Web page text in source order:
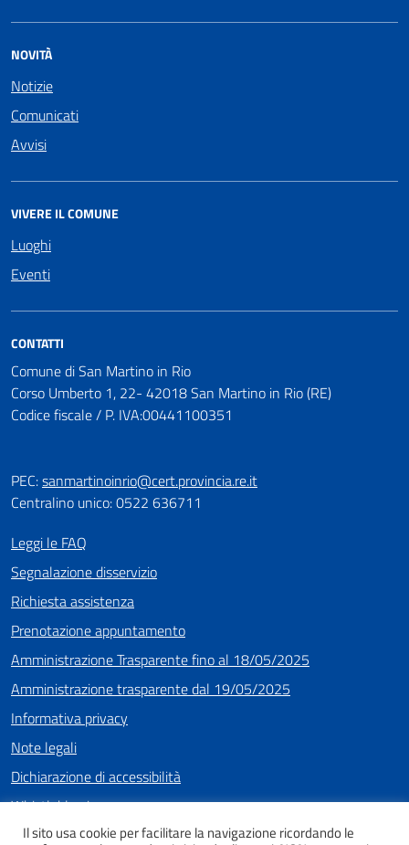
NOVITÀ
Notizie
Comunicati
Avvisi
VIVERE IL COMUNE
Luoghi
Eventi
CONTATTI
Comune di San Martino in Rio
Corso Umberto 1, 22- 42018 San Martino in Rio (RE)
Codice fiscale / P. IVA:00441100351
PEC:sanmartinoinrio@cert.provincia.re.it
Centralino unico: 0522 636711
Leggi le FAQ
Segnalazione disservizio
Richiesta assistenza
Prenotazione appuntamento
Amministrazione Trasparente fino al 18/05/2025
Amministrazione trasparente dal 19/05/2025
Informativa privacy
Note legali
Dichiarazione di accessibilità
Whistleblowing
Il sito usa cookie per facilitare la navigazione ricordando le